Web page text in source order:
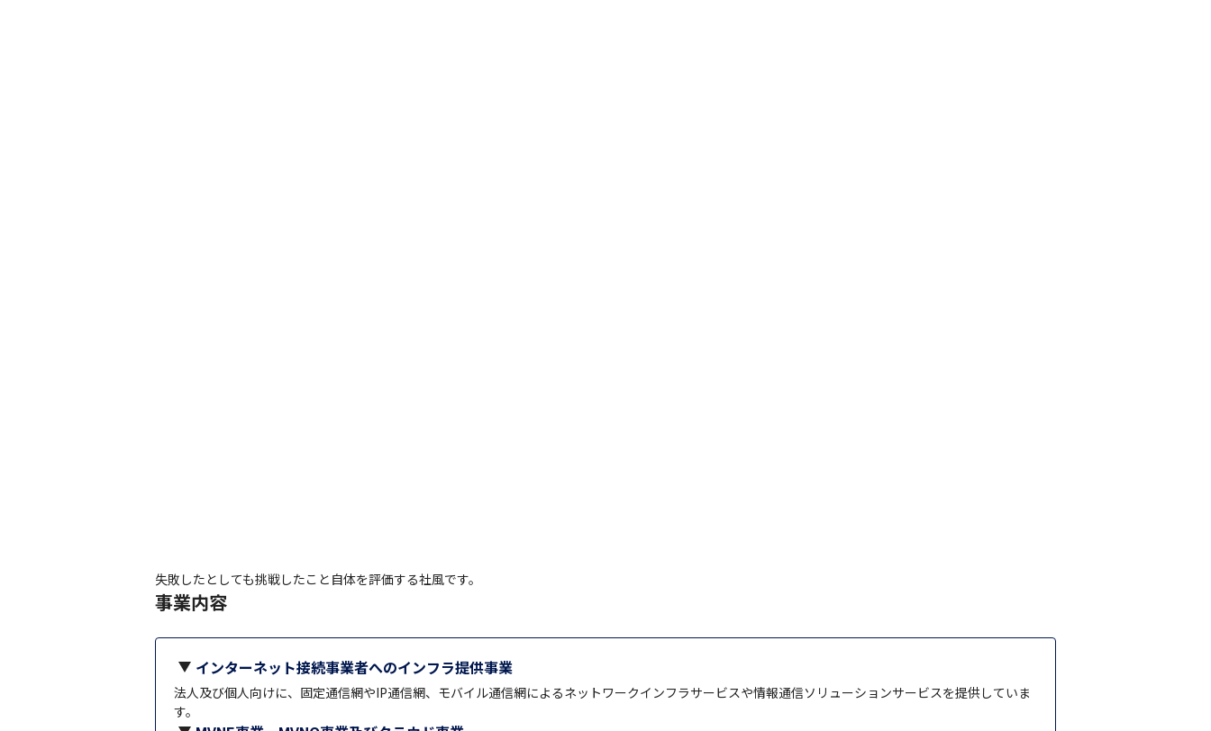
失敗したとしても挑戦したこと自体を評価する社風です。
事業内容
インターネット接続事業者へのインフラ提供事業
法人及び個人向けに、固定通信網やIP通信網、モバイル通信網によるネットワークインフラサービスや情報通信ソリューションサービスを提供していま
す。